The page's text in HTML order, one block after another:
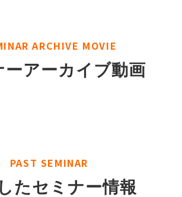
ARCHIVE MOVIE
ーアーカイブ動画
PAST SEMINAR
たセミナー情報